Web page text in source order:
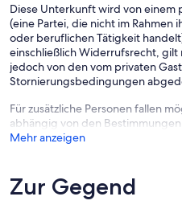
Diese Unterkunft wird von
(eine Partei, die nicht im
oder beruflichen Tätigkeit
einschließlich Widerrufsrecht,
jedoch von den vom privaten
Stornierungsbedingungen
Für zusätzliche Personen fallen
abhängig von den
Mehr anzeigen
Zur Gegend